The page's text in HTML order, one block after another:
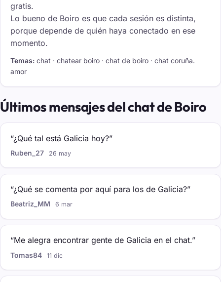
gratis.
Lo bueno de Boiro es que cada sesión es distinta,
porque depende de quién haya conectado en ese
momento.
Temas: chat · chatear boiro · chat de boiro · chat coruña.
amor
Últimos mensajes del chat de Boiro
“¿Qué tal está Galicia hoy?”
Ruben_27 26 may
“¿Qué se comenta por aquí para los de Galicia?”
Beatriz_MM 6 mar
“Me alegra encontrar gente de Galicia en el chat.”
Tomas84 11 dic